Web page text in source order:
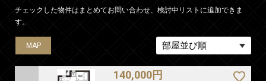
チェックした物件はまとめてお問い合わせ、検討中リストに追加できま
す。
MAP
140,000円
MAP
MAP